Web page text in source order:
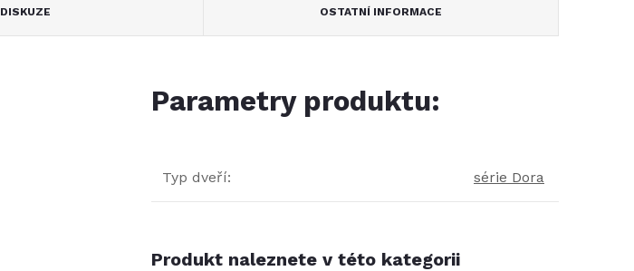
DISKUZE OSTATNÍ INFORMACE
Parametry produktu:
Typ dveří: série Dora
Produkt naleznete v této kategorii